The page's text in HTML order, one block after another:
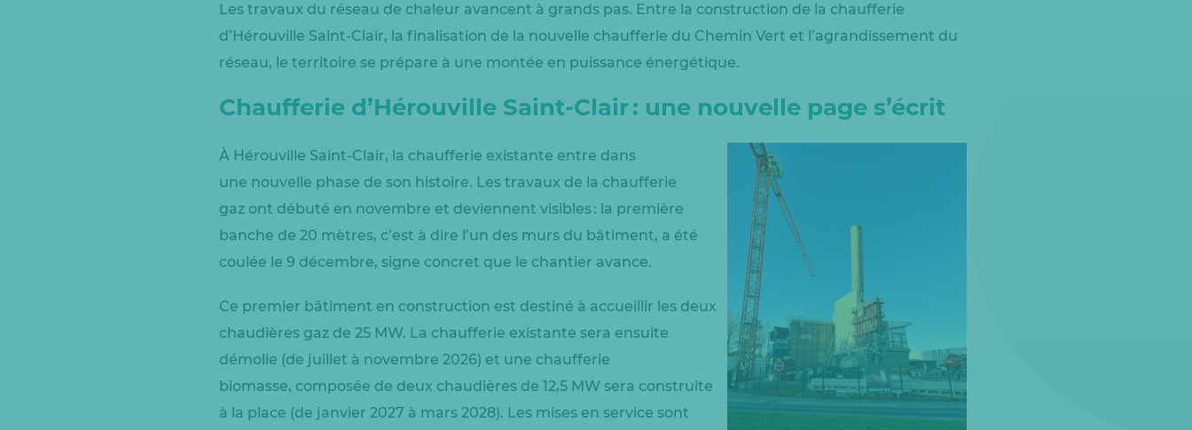
Les travaux du réseau de chaleur avancent à grands pas. Entre la construction de la chaufferie
d’Hérouville Saint-Clair, la finalisation de la nouvelle chaufferie du Chemin Vert et l’agrandissement du
réseau, le territoire se prépare à une montée en puissance énergétique.
Chaufferie d’Hérouville Saint-Clair : une nouvelle page s’écrit
À Hérouville Saint-Clair, la chaufferie existante entre dans
une nouvelle phase de son histoire. Les travaux de la chaufferie
gaz ont débuté en novembre et deviennent visibles : la première
banche de 20 mètres, c’est à dire l’un des murs du bâtiment, a été
coulée le 9 décembre, signe concret que le chantier avance.
Ce premier bâtiment en construction est destiné à accueillir les deux
chaudières gaz de 25 MW. La chaufferie existante sera ensuite
démolie (de juillet à novembre 2026) et une chaufferie
biomasse, composée de deux chaudières de 12,5 MW sera construite
à la place (de janvier 2027 à mars 2028). Les mises en service sont